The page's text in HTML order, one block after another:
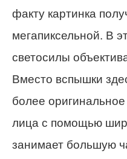
факту картинка
мегапиксельной. В
светосилы
Вместо вспышки
более
лица с помощью
занимает большую